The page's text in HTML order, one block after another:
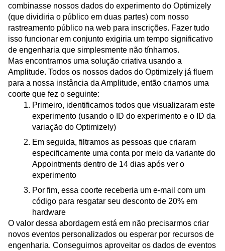
combinasse nossos dados do experimento do Optimizely
(que dividiria o público em duas partes) com nosso
rastreamento público na web para inscrições. Fazer tudo
isso funcionar em conjunto exigiria um tempo significativo
de engenharia que simplesmente não tínhamos.
Mas encontramos uma solução criativa usando a
Amplitude. Todos os nossos dados do Optimizely já fluem
para a nossa instância da Amplitude, então criamos uma
coorte que fez o seguinte:
Primeiro, identificamos todos que visualizaram este
experimento (usando o ID do experimento e o ID da
variação do Optimizely)
Em seguida, filtramos as pessoas que criaram
especificamente uma conta por meio da variante do
Appointments dentro de 14 dias após ver o
experimento
Por fim, essa coorte receberia um e-mail com um
código para resgatar seu desconto de 20% em
hardware
O valor dessa abordagem está em não precisarmos criar
novos eventos personalizados ou esperar por recursos de
engenharia. Conseguimos aproveitar os dados de eventos